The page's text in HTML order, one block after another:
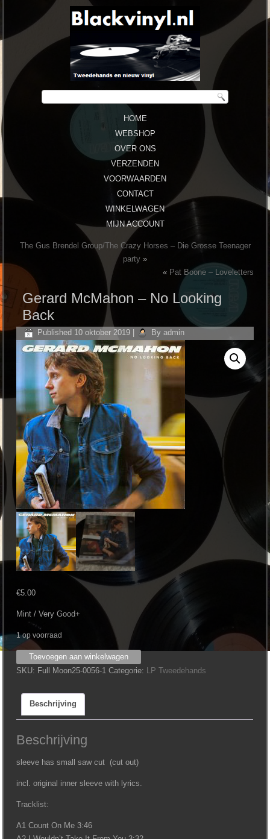
HOME
WEBSHOP
OVER ONS
VERZENDEN
VOORWAARDEN
CONTACT
WINKELWAGEN
MIJN ACCOUNT
The Gus Brendel Group/The Crazy Horses – Die Grosse Teenager
party »
« Pat Boone – Loveletters
Gerard McMahon ‎– No Looking
Back
Published 10 oktober 2019 By admin
€5.00
Mint / Very Good+
1 op voorraad
Gerard
McMahon
No
Looking
Back
aantal
Toevoegen aan winkelwagen
SKU: Full Moon25-0056-1 Categorie: LP Tweedehands
Beschrijving
Beschrijving
sleeve has small saw cut (cut out)
incl. original inner sleeve with lyrics.
Tracklist:
A1 Count On Me 3:46